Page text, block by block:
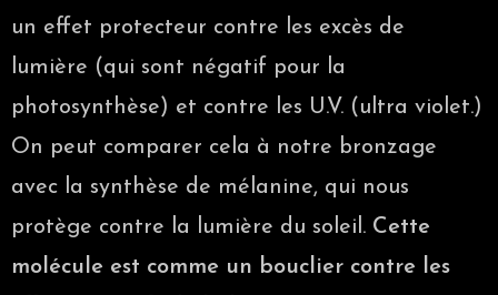
un effet protecteur contre les excès de
lumière (qui sont négatif pour la
photosynthèse) et contre les U.V. (ultra violet.)
On peut comparer cela à notre bronzage
avec la synthèse de mélanine, qui nous
protège contre la lumière du soleil. Cette
molécule est comme un bouclier contre les